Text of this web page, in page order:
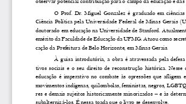
O  Prof.  Dr.  Miguel  Gonzalez  é  graduado  em  ciências
Ciência  Política  pela  Universidade  Federal  de  Minas  Gerais
doutorado em educação na Universidade de Stanford.
emérito da Faculdade de Educação da UFMG. Atuou como
cação da Prefeitura de Belo Horizonte, em Minas Gerais.
À  guisa  introdutória,  a  obra  é  atravessada  pela
tivos  sociais  e  o  seu  direito  de  reconstrução  histórica.  Nesse
educação  é  imperativo  no  combate  às  opressões  que  afligem
movimentos indígenas, quilombolas, feministas, negros,
res  e  demais  sujeitos  historicamente  minorizados  –  e  às
subalternizá-los. É nessa toada que o livro se desenvolve.